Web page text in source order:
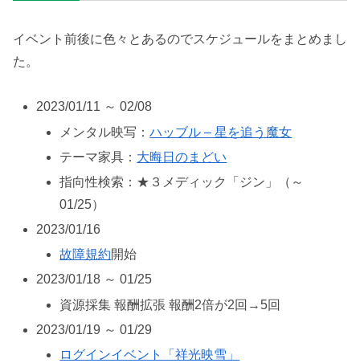
イベント前後に色々とあるのでスケジュールをまとめまし
た。
2023/01/11 ～ 02/08
メンタル映写：ハッブル – 星を追う魔女
テーマ家具： 大晦日のまどい
指向性検索：★３メディック「ジン」（～
01/25）
2023/01/16
故障規約開始
2023/01/18 ～ 01/25
資源採集 報酬拡張 報酬2倍が2回→5回
2023/01/19 ～ 01/29
ログインイベント「祥光映雪」